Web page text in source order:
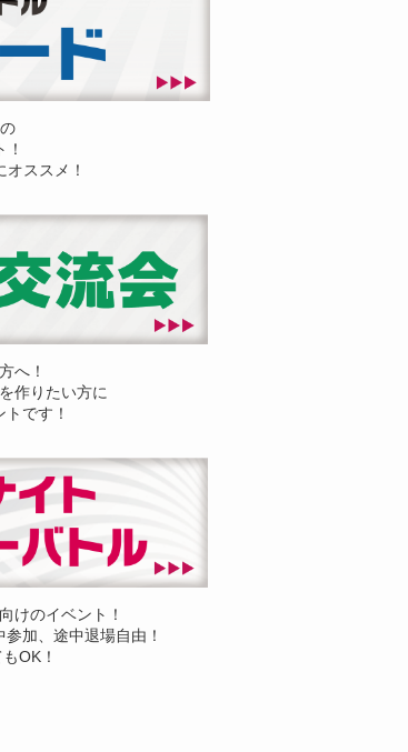
ススメ！
へ！
作りたい方に
です！
けのイベント！
加、途中退場自由！
OK！